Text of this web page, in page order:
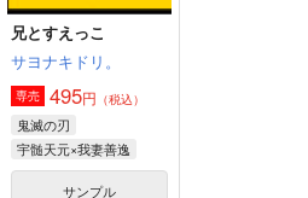
兄とすえっこ
サヨナキドリ。
専売 495円 （税込）
鬼滅の刃
宇髄天元×我妻善逸
サンプル